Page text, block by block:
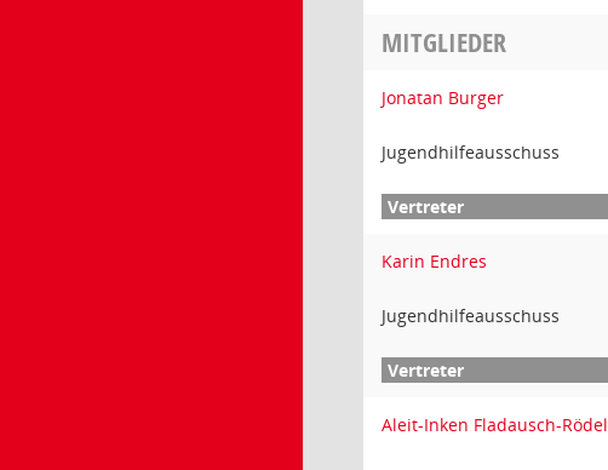
MITGLIEDER
Jonatan Burger
Jugendhilfeausschuss
Karin Endres
Jugendhilfeausschuss
Aleit-Inken Fladausch-Rödel